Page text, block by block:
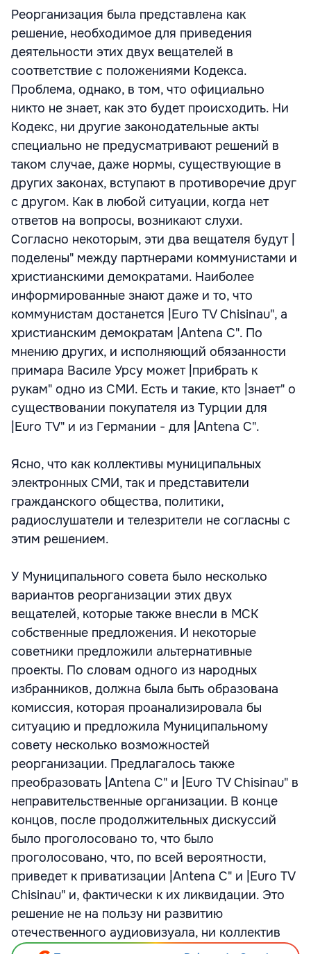
Реорганизация была представлена как
решение, необходимое для приведения
деятельности этих двух вещателей в
соответствие с положениями Кодекса.
Проблема, однако, в том, что официально
никто не знает, как это будет происходить. Ни
Кодекс, ни другие законодательные акты
специально не предусматривают решений в
таком случае, даже нормы, существующие в
других законах, вступают в противоречие друг
с другом. Как в любой ситуации, когда нет
ответов на вопросы, возникают слухи.
Согласно некоторым, эти два вещателя будут |
поделены" между партнерами коммунистами и
христианскими демократами. Наиболее
информированные знают даже и то, что
коммунистам достанется |Euro TV Chisinau", а
христианским демократам |Antena C". По
мнению других, и исполняющий обязанности
примара Василе Урсу может |прибрать к
рукам" одно из СМИ. Есть и такие, кто |знает" о
существовании покупателя из Турции для
|Euro TV" и из Германии - для |Antena C".
Ясно, что как коллективы муниципальных
электронных СМИ, так и представители
гражданского общества, политики,
радиослушатели и телезрители не согласны с
этим решением.
У Муниципального совета было несколько
вариантов реорганизации этих двух
вещателей, которые также внесли в МСК
собственные предложения. И некоторые
советники предложили альтернативные
проекты. По словам одного из народных
избранников, должна была быть образована
комиссия, которая проанализировала бы
ситуацию и предложила Муниципальному
совету несколько возможностей
реорганизации. Предлагалось также
преобразовать |Antena C" и |Euro TV Chisinau" в
неправительственные организации. В конце
концов, после продолжительных дискуссий
было проголосовано то, что было
проголосовано, что, по всей вероятности,
приведет к приватизации |Antena C" и |Euro TV
Chisinau" и, фактически к их ликвидации. Это
решение не на пользу ни развитию
отечественного аудиовизуала, ни коллектив